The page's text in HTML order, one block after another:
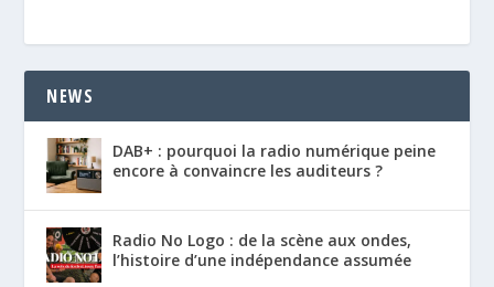
NEWS
DAB+ : pourquoi la radio numérique peine
encore à convaincre les auditeurs ?
Radio No Logo : de la scène aux ondes,
l’histoire d’une indépendance assumée